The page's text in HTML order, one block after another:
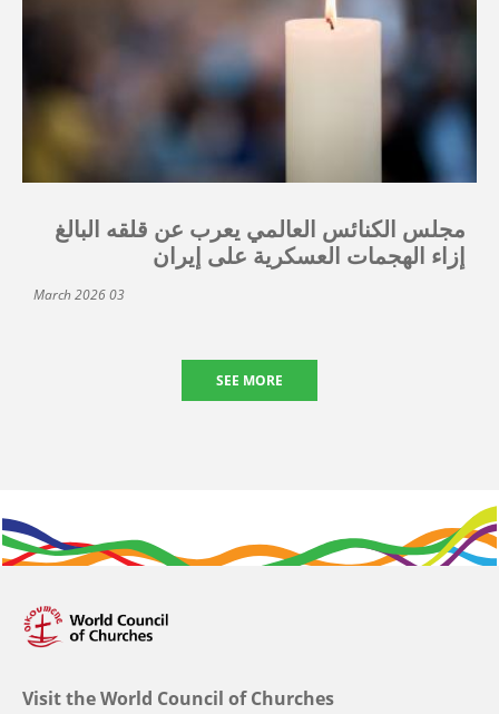
مجلس الكنائس العالمي يعرب عن قلقه البالغ
إزاء الهجمات العسكرية على إيران
03 March 2026
SEE MORE
Visit the World Council of Churches